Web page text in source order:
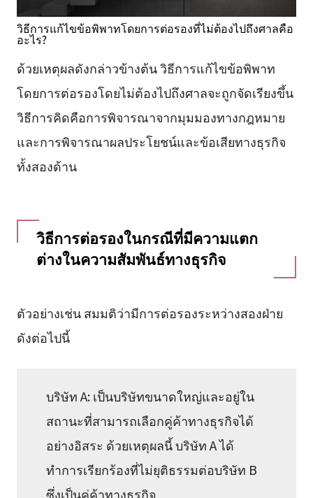
วิธีการแก้ไขข้อพิพาทโดยการต่อรองที่ไม่ต้องไปถึงศาลคือ
อะไร?
ด้วยเหตุผลดังกล่าวข้างต้น วิธีการแก้ไขข้อพิพาท
โดยการต่อรองโดยไม่ต้องไปถึงศาลจะถูกจัดเรียงขึ้น
วิธีการคิดคือการพิจารณาจากมุมมองทางกฎหมาย
และการพิจารณาผลประโยชน์และข้อเสียทางธุรกิจ
ทั้งสองด้าน
วิธีการต่อรองในกรณีที่มีความแตก
ต่างในความสัมพันธ์ทางธุรกิจ
ตัวอย่างเช่น สมมติว่ามีการต่อรองระหว่างสองฝ่าย
ดังต่อไปนี้
บริษัท A: เป็นบริษัทขนาดใหญ่และอยู่ใน
สถานะที่สามารถเลือกคู่ค้าทางธุรกิจได้
อย่างอิสระ ด้วยเหตุผลนี้ บริษัท A ได้
ทำการเรียกร้องที่ไม่ยุติธรรมต่อบริษัท B
ซึ่งเป็นคู่ค้าทางธุรกิจ